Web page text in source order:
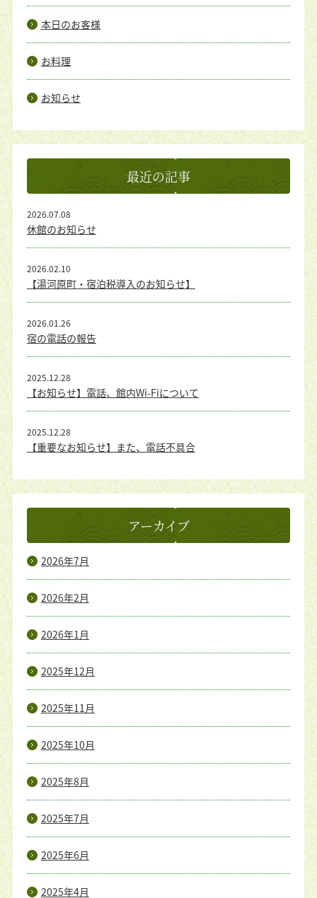
本日のお客様
お料理
お知らせ
最近の記事
休館のお知らせ
2026.07.08
【湯河原町・宿泊税導入のお知らせ】
2026.02.10
宿の電話の報告
2026.01.26
【お知らせ】電話、館内Wi-Fiについて
2025.12.28
【重要なお知らせ】また、電話不具合
2025.12.28
アーカイブ
2026年7月
2026年2月
2026年1月
2025年12月
2025年11月
2025年10月
2025年8月
2025年7月
2025年6月
2025年4月